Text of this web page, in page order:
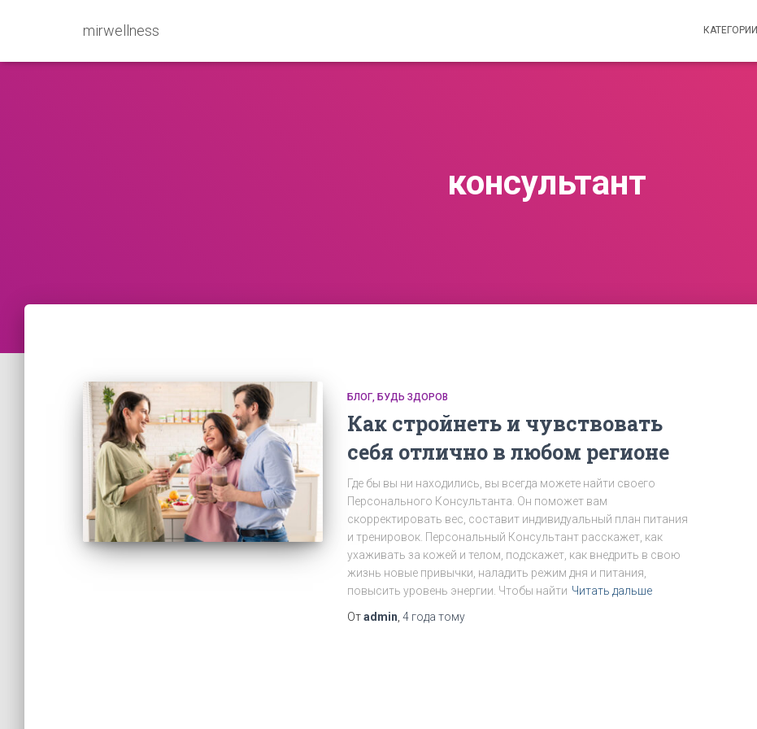
mirwellness КАТЕГОРИИ
консультант
БЛОГ БУДЬ ЗДОРОВ
Как стройнеть и чувствовать
себя отлично в любом регионе
Где бы вы ни находились, вы всегда можете найти своего
Персонального Консультанта. Он поможет вам
скорректировать вес, составит индивидуальный план питания
и тренировок. Персональный Консультант расскажет, как
ухаживать за кожей и телом, подскажет, как внедрить в свою
жизнь новые привычки, наладить режим дня и питания,
повысить уровень энергии. Чтобы найти Читать дальше
Отadmin 4 года тому